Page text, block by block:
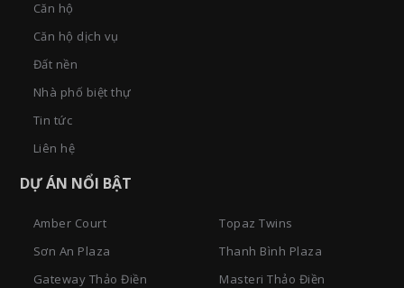
Căn hộ
Căn hộ dịch vụ
Đất nền
Nhà phố biệt thự
Tin tức
Liên hệ
DỰ ÁN NỔI BẬT
Amber Court
Topaz Twins
Sơn An Plaza
Thanh Bình Plaza
Gateway Thảo Điền
Masteri Thảo Điền